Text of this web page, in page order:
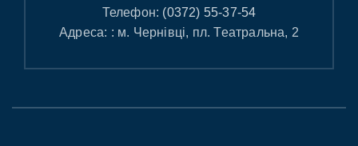
Телефон: (0372) 55-37-54
Адреса: : м. Чернівці, пл. Театральна, 2